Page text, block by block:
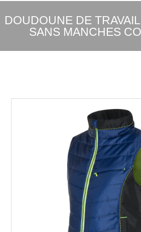
DOUDOUNE DE
SANS MANCHES